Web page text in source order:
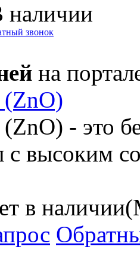
наличии
звонок
на
(ZnO)
- это
с высоким
в наличии